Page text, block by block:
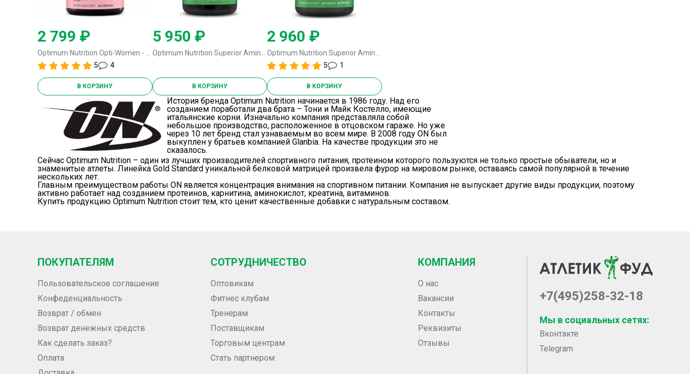
2 799 ₽
5
4
В КОРЗИНУ
5 950 ₽
В КОРЗИНУ
2 960 ₽
5
1
В КОРЗИНУ
История бренда Optimum Nutrition начинается в 1986 году. Над его
созданием поработали два брата – Тони и Майк Костелло, имеющие
итальянские корни. Изначально компания представляла собой
небольшое производство, расположенное в отцовском гараже. Но уже
через 10 лет бренд стал узнаваемым во всем мире. В 2008 году ON был
выкуплен у братьев компанией Glanbia. На качестве продукции это не
сказалось.
Сейчас Optimum Nutrition – один из лучших производителей спортивного питания, протеином которого пользуются не только простые обыватели, но и
знаменитые атлеты. Линейка Gold Standard уникальной белковой матрицей произвела фурор на мировом рынке, оставаясь самой популярной в течение
нескольких лет.
Главным преимуществом работы ON является концентрация внимания на спортивном питании. Компания не выпускает другие виды продукции, поэтому
активно работает над созданием протеинов, карнитина, аминокислот, креатина, витаминов.
Купить продукцию Optimum Nutrition стоит тем, кто ценит качественные добавки с натуральным составом.
ПОКУПАТЕЛЯМ
Пользовательское соглашение
Конфеденциальность
Возврат / обмен
Возврат денежных средств
Как сделать заказ?
Оплата
СОТРУДНИЧЕСТВО
Оптовикам
Фитнес клубам
Тренерам
Поставщикам
Торговым центрам
Стать партнером
КОМПАНИЯ
О нас
Вакансии
Контакты
Реквизиты
Отзывы
+7(495)258-32-18
Мы в социальных сетях:
Вконтакте
Telegram